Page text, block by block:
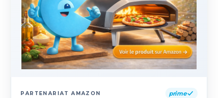
PARTENARIAT AMAZON prime